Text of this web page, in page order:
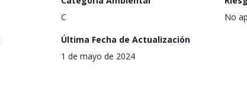
C
No
Última Fecha de Actualización
1 de mayo de 2024